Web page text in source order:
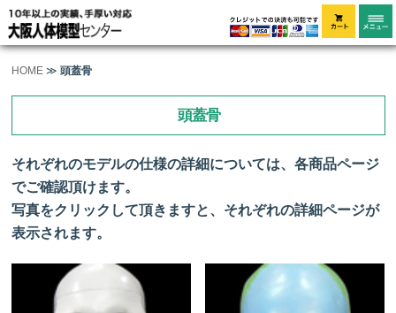
HOME ≫頭蓋骨
頭蓋骨
それぞれのモデルの仕様の詳細については、各商品ページ
でご確認頂けます。
写真をクリックして頂きますと、それぞれの詳細ページが
表示されます。